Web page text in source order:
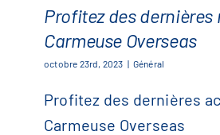
Profitez des
de Carmeuse
Profitez des dernières
Carmeuse Overseas
octobre 23rd, 2023 | Général
Profitez des dernières
Carmeuse Overseas